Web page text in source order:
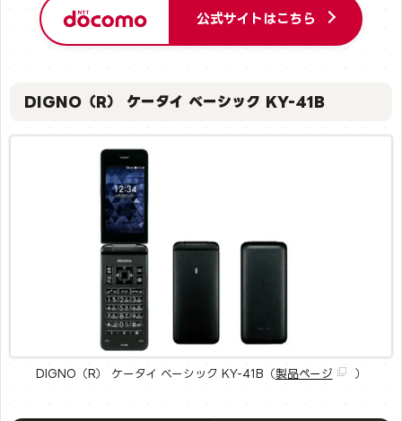
公式サイトはこちら
DIGNO（R） ケータイ ベーシック KY-41B
DIGNO（R） ケータイ ベーシック KY-41B（製品ページ ）